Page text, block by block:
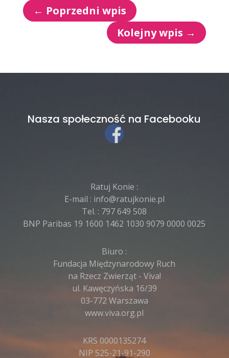
← Poprzedni wpis
Kolejny wpis →
Nasza społeczność na Facebooku
Ratuj Konie :
E-mail : info@ratujkonie.pl
Tel. : 797 649 508
BNP Paribas 19 1600 1462 1030 9079 0000 0025
Biuro :
Fundacja Międzynarodowy Ruch
na Rzecz Zwierząt - Viva!
ul. Kawęczyńska 16/39
03-772 Warszawa
www.viva.org.pl
KRS 0000135274
NIP 525-21-91-290